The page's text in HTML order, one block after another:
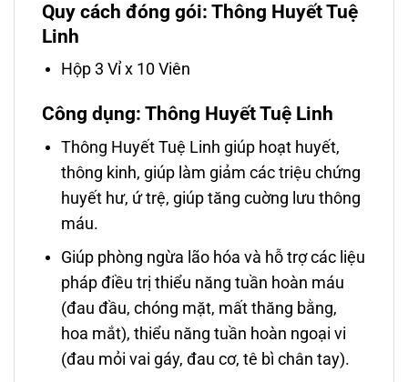
Quy cách đóng gói: Thông Huyết Tuệ
Linh
Hộp 3 Vỉ x 10 Viên
Công dụng: Thông Huyết Tuệ Linh
Thông Huyết Tuệ Linh giúp hoạt huyết,
thông kinh, giúp làm giảm các triệu chứng
huyết hư, ứ trệ, giúp tăng cuờng lưu thông
máu.
Giúp phòng ngừa lão hóa và hỗ trợ các liệu
pháp điều trị thiểu năng tuần hoàn máu
(đau đầu, chóng mặt, mất thăng bằng,
hoa mắt), thiểu năng tuần hoàn ngoại vi
(đau mỏi vai gáy, đau cơ, tê bì chân tay).